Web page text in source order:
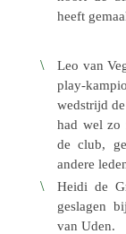
heeft
Leo van
play-
wedstrijd
had wel zo
de club,
andere
Heidi de
gesla­gen
van Uden.